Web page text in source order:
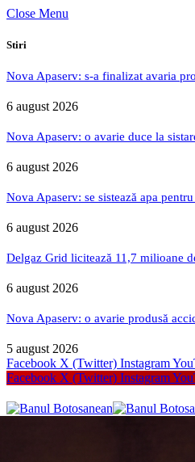
Close Menu
Stiri
Nova Apaserv: s-a finalizat avaria
6 august 2026
Nova Apaserv: o avarie duce la
6 august 2026
Nova Apaserv: se sistează apa
6 august 2026
Delgaz Grid licitează 11,7 milioane
6 august 2026
Nova Apaserv: o avarie produsă
5 august 2026
Facebook X (Twitter) Instagram
Facebook X (Twitter) Instagram